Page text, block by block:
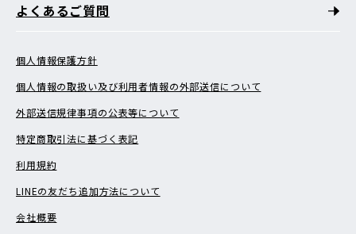
よくあるご質問
個人情報保護方針
個人情報の取扱い及び利用者情報の外部送信について
外部送信規律事項の公表等について
特定商取引法に基づく表記
利用規約
LINEの友だち追加方法について
会社概要